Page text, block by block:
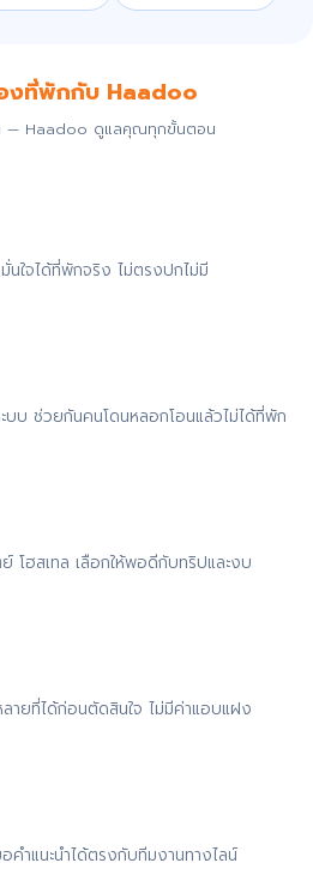
งที่พักกับ Haadoo
— Haadoo ดูแลคุณทุกขั้นตอน
ใจได้ที่พักจริง ไม่ตรงปกไม่มี
บบ ช่วยกันคนโดนหลอกโอนแล้วไม่ได้ที่พัก
โฮสเทล เลือกให้พอดีกับทริปและงบ
ลายที่ได้ก่อนตัดสินใจ ไม่มีค่าแอบแฝง
ำแนะนำได้ตรงกับทีมงานทางไลน์